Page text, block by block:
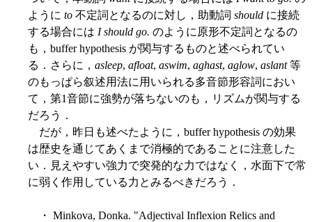
ように to 不定詞となるのに対し，助動詞 should に接続
する場合には I should go. のように原形不定詞となるの
も，buffer hypothesis が関与するものと述べられてい
る．さらに， asleep, afloat, aswim, aghast, aglow, aslant等
のもっぱら叙述用法に用いられる多音節形容詞におい
て，第1音節に強勢が落ちないのも，リズムが関与する
だろう．
だが，昨日も述べたように，buffer hypothesis の効果
は歴史を通じてあくまで消極的であることに注意した
い．見えやすい強力で突発的な力ではなく，水面下で常
に弱く作用している力とみるべきだろう．
・ Minkova, Donka. "Adjectival Inflexion Relics and